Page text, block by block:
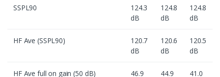
SSPL90
124.3
dB
124.8
dB
124.8
dB
HF Ave (SSPL90)
120.7
dB
120.6
dB
120.5
dB
HF Ave full on gain (50 dB) 46.9 44.9 41.0